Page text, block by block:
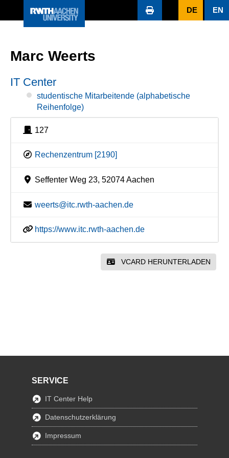
DE EN
Marc Weerts
IT Center
studentische Mitarbeitende (alphabetische
Reihenfolge)
127
Rechenzentrum [2190]
Seffenter Weg 23, 52074 Aachen
weerts@itc.rwth-aachen.de
https://www.itc.rwth-aachen.de
VCARD HERUNTERLADEN
SERVICE
IT Center Help
Datenschutzerklärung
Impressum